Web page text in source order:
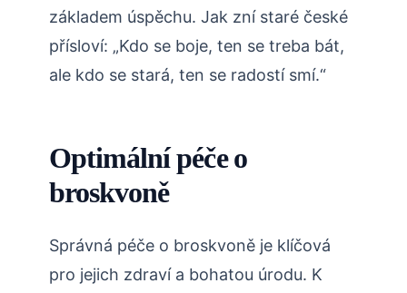
základem úspěchu. Jak zní staré české
přísloví: „Kdo se boje, ten se treba bát,
ale kdo se stará, ten se ⁢radostí smí.“
Optimální péče ⁣o
broskvoně
Správná péče o broskvoně je klíčová
pro​ jejich zdraví a bohatou úrodu. K